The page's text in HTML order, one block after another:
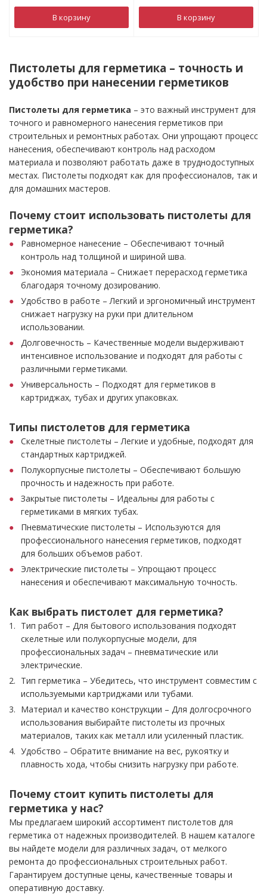
В корзину В корзину
Пистолеты для герметика – точность и
удобство при нанесении герметиков
Пистолеты для герметика – это важный инструмент для
точного и равномерного нанесения герметиков при
строительных и ремонтных работах. Они упрощают процесс
нанесения, обеспечивают контроль над расходом
материала и позволяют работать даже в труднодоступных
местах. Пистолеты подходят как для профессионалов, так и
для домашних мастеров.
Почему стоит использовать пистолеты для
герметика?
Равномерное нанесение – Обеспечивают точный
контроль над толщиной и шириной шва.
Экономия материала – Снижает перерасход герметика
благодаря точному дозированию.
Удобство в работе – Легкий и эргономичный инструмент
снижает нагрузку на руки при длительном
использовании.
Долговечность – Качественные модели выдерживают
интенсивное использование и подходят для работы с
различными герметиками.
Универсальность – Подходят для герметиков в
картриджах, тубах и других упаковках.
Типы пистолетов для герметика
Скелетные пистолеты – Легкие и удобные, подходят для
стандартных картриджей.
Полукорпусные пистолеты – Обеспечивают большую
прочность и надежность при работе.
Закрытые пистолеты – Идеальны для работы с
герметиками в мягких тубах.
Пневматические пистолеты – Используются для
профессионального нанесения герметиков, подходят
для больших объемов работ.
Электрические пистолеты – Упрощают процесс
нанесения и обеспечивают максимальную точность.
Как выбрать пистолет для герметика?
Тип работ – Для бытового использования подходят
скелетные или полукорпусные модели, для
профессиональных задач – пневматические или
электрические.
Тип герметика – Убедитесь, что инструмент совместим с
используемыми картриджами или тубами.
Материал и качество конструкции – Для долгосрочного
использования выбирайте пистолеты из прочных
материалов, таких как металл или усиленный пластик.
Удобство – Обратите внимание на вес, рукоятку и
плавность хода, чтобы снизить нагрузку при работе.
Почему стоит купить пистолеты для
герметика у нас?
Мы предлагаем широкий ассортимент пистолетов для
герметика от надежных производителей. В нашем каталоге
вы найдете модели для различных задач, от мелкого
ремонта до профессиональных строительных работ.
Гарантируем доступные цены, качественные товары и
оперативную доставку.